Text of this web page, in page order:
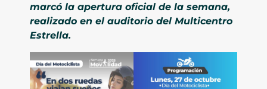
marcó la apertura oficial de la semana,
realizado en el auditorio del Multicentro
Estrella.